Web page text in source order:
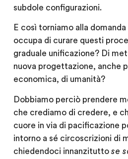
subdole configurazioni.
E così torniamo alla
occupa di curare questi
graduale unificazione? Di
nuova progettazione, anche
economica, di umanità?
Dobbiamo perciò prendere
che crediamo di credere, e
cuore in via di pacificazione
intorno a sé circoscrizioni di
chiedendoci innanzitutto se